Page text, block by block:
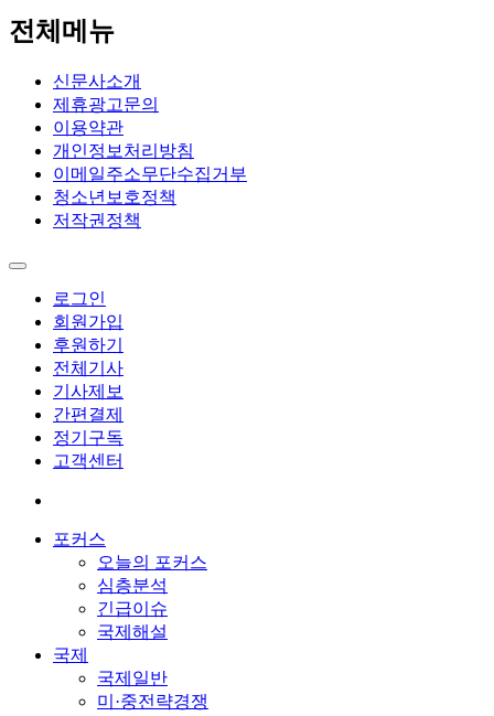
전체메뉴
신문사소개
제휴광고문의
이용약관
개인정보처리방침
이메일주소무단수집거부
청소년보호정책
저작권정책
로그인
회원가입
후원하기
전체기사
기사제보
간편결제
정기구독
고객센터
포커스
오늘의 포커스
심층분석
긴급이슈
국제해설
국제
국제일반
미·중전략경쟁